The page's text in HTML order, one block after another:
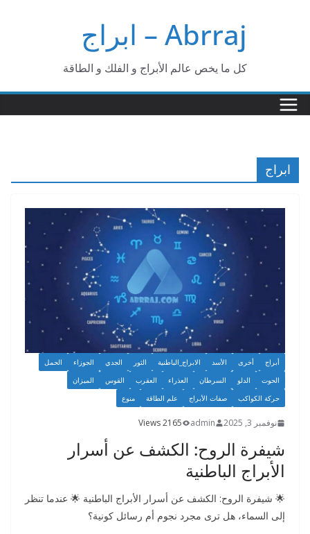
Abrraj – ابراج
كل ما يخص عالم الأبراج و الفلك و الطاقة
ابراج
أبراج أخرى الأسد الابراج_الباطنية الثور الجدي الجوزاء
الحمل
الحوت
الدلو السرطان العذراء العقرب القوس
الميزان
حركة الكواكب
صفات الأبراج علم الطاقة منوع
نوفمبر 3, 2025 admin
2165 Views
شيفرة الروح: الكشف عن أسرار
الأبراج الباطنية
🌟 شيفرة الروح: الكشف عن أسرار الأبراج الباطنية 🌟 عندما تنظر
إلى السماء، هل ترى مجرد نجوم أم رسائل كونية؟